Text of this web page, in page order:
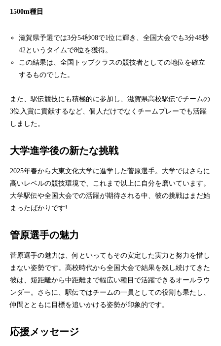
1500m種目
滋賀県予選では3分54秒08で1位に輝き、全国大会でも3分48秒
42というタイムで8位を獲得。
この結果は、全国トップクラスの競技者としての地位を確立
するものでした。
また、駅伝競技にも積極的に参加し、滋賀県高校駅伝でチームの
3位入賞に貢献するなど、個人だけでなくチームプレーでも活躍
しました。
大学進学後の新たな挑戦
2025年春から大東文化大学に進学した菅原選手。大学ではさらに
高いレベルの競技環境で、これまで以上に自分を磨いています。
大学駅伝や全国大会での活躍が期待される中、彼の挑戦はまだ始
まったばかりです!
管原選手の魅力
菅原選手の魅力は、何といってもその安定した実力と努力を惜し
まない姿勢です。高校時代から全国大会で結果を残し続けてきた
彼は、短距離から中距離まで幅広い種目で活躍できるオールラウ
ンダー。さらに、駅伝ではチームの一員としての役割も果たし、
仲間とともに目標を追いかける姿勢が印象的です。
応援メッセージ